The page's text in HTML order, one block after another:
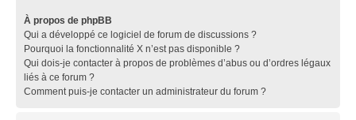
À propos de phpBB
Qui a développé ce logiciel de forum de discussions ?
Pourquoi la fonctionnalité X n’est pas disponible ?
Qui dois-je contacter à propos de problèmes d’abus ou d’ordres légaux
liés à ce forum ?
Comment puis-je contacter un administrateur du forum ?